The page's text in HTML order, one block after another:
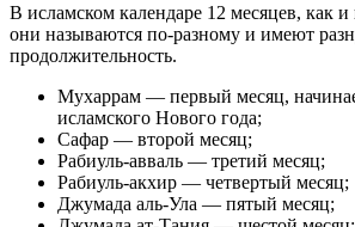
В исламском календаре 12 месяцев, как
они называются по-разному и имеют
продолжительность.
Мухаррам — первый месяц,
исламского Нового года;
Сафар — второй месяц;
Рабиуль-авваль — третий месяц;
Рабиуль-акхир — четвертый месяц;
Джумада аль-Ула — пятый месяц;